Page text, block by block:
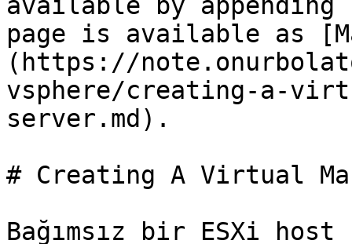
page is available as
(https://
vsphere/creating-a-
server.md).
# Creating A Virtual
Bağımsız bir ESXi